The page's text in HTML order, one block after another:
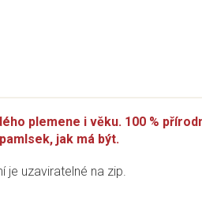
plemene i věku. 100 %
jak má být.
uzaviratelné na zip.